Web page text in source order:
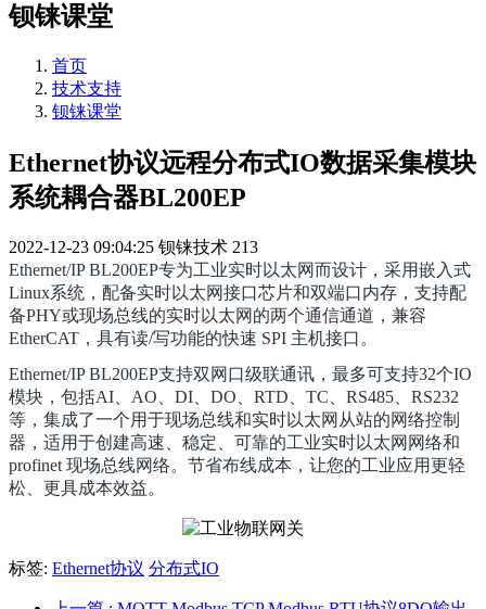
钡铼课堂
首页
技术支持
钡铼课堂
Ethernet协议远程分布式IO数据采集模块
系统耦合器BL200EP
2022-12-23 09:04:25 钡铼技术 213
Ethernet/IP BL200EP专为工业实时以太网而设计，采用嵌入式
Linux系统，配备实时以太网接口芯片和双端口内存，支持配
备PHY或现场总线的实时以太网的两个通信通道，兼容
EtherCAT，具有读/写功能的快速 SPI 主机接口。
Ethernet/IP BL200EP支持双网口级联通讯，最多可支持32个IO
模块，包括AI、AO、DI、DO、RTD、TC、RS485、RS232
等，集成了一个用于现场总线和实时以太网从站的网络控制
器，适用于创建高速、稳定、可靠的工业实时以太网网络和
profinet 现场总线网络。节省布线成本，让您的工业应用更轻
松、更具成本效益。
标签: Ethernet协议 分布式IO